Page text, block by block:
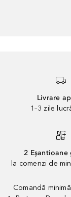
Livrare
1–3 zile
2 Eșantioane
la comenzi de
Comandă